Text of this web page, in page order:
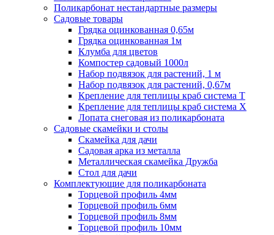
Поликарбонат нестандартные размеры
Садовые товары
Грядка оцинкованная 0,65м
Грядка оцинкованная 1м
Клумба для цветов
Компостер садовый 1000л
Набор подвязок для растений, 1 м
Набор подвязок для растений, 0,67м
Крепление для теплицы краб система Т
Крепление для теплицы краб система Х
Лопата снеговая из поликарбоната
Садовые скамейки и столы
Скамейка для дачи
Садовая арка из металла
Металлическая скамейка Дружба
Стол для дачи
Комплектующие для поликарбоната
Торцевой профиль 4мм
Торцевой профиль 6мм
Торцевой профиль 8мм
Торцевой профиль 10мм